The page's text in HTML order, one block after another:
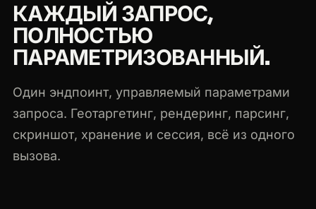
КАЖДЫЙ ЗАПРОС,
ПОЛНОСТЬЮ
ПАРАМЕТРИЗОВАННЫЙ.
Один эндпоинт, управляемый параметрами
запроса. Геотаргетинг, рендеринг, парсинг,
скриншот, хранение и сессия, всё из одного
вызова.